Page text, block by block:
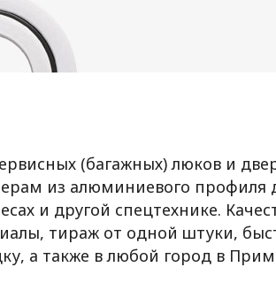
(багажных) люков и
из алюминиевого профиля
и другой спецтехнике.
тираж от одной штуки,
а также в любой город в